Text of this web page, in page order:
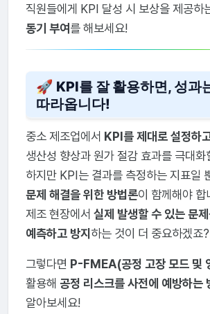
직원들에게 KPI 달성 시 보상을 제공하
동기 부여를 해보세요!
🚀 KPI를 잘 활용하면, 성과
따라옵니다!
중소 제조업에서 KPI를 제대로 설정하
생산성 향상과 원가 절감 효과를 극대화
하지만 KPI는 결과를 측정하는 지표일
문제 해결을 위한 방법론이 함께해야 합
제조 현장에서 실제 발생할 수 있는 문제
예측하고 방지 하는 것이 더 중요하겠죠
그렇다면 P-FMEA(공정 고장 모드 및
활용해 공정 리스크를 사전에 예방하는
알아보세요!